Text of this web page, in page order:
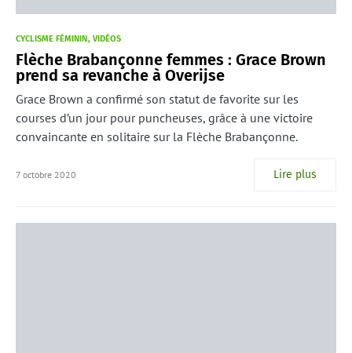
CYCLISME FÉMININ VIDÉOS
Flèche Brabançonne femmes : Grace Brown
prend sa revanche à Overijse
Grace Brown a confirmé son statut de favorite sur les
courses d’un jour pour puncheuses, grâce à une victoire
convaincante en solitaire sur la Flèche Brabançonne.
7 octobre 2020 Lire plus